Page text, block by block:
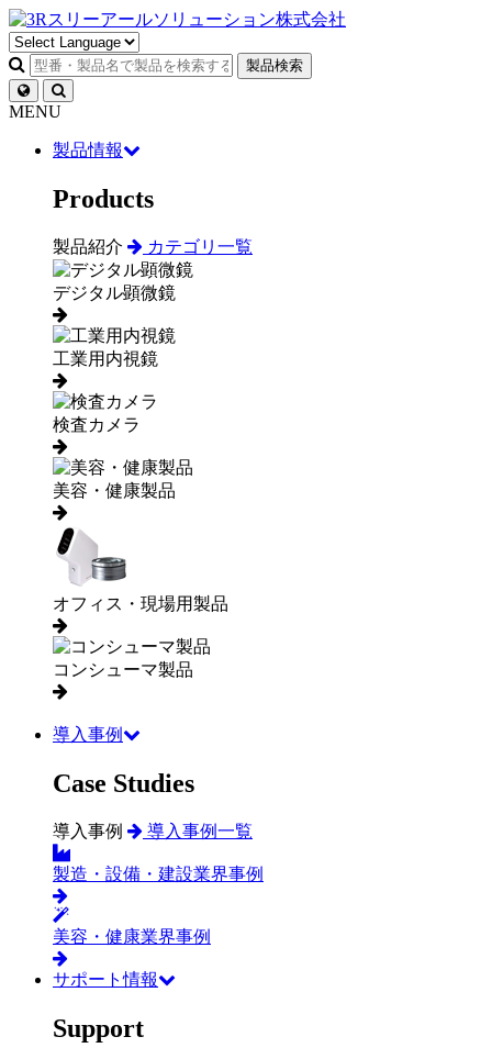
製品検索
MENU
製品情報
Products
製品紹介 カテゴリ一覧
デジタル顕微鏡
工業用内視鏡
検査カメラ
美容・健康製品
オフィス・現場用製品
コンシューマ製品
導入事例
Case Studies
導入事例 導入事例一覧
製造・設備・建設業界事例
美容・健康業界事例
サポート情報
Support